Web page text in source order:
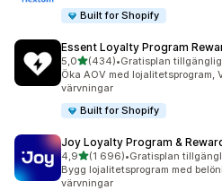
Built for Shopify
Essent Loyalty Program
5,0av 5 stjärnor
(434)
434 recensioner totalt
•Gratisplan tillgänglig
Öka AOV med lojalitetsprogram,
värvningar
Built for Shopify
Joy Loyalty Program &
4,9av 5 stjärnor
(1 696)
1696 recensioner totalt
•Gratisplan
Bygg lojalitetsprogram med
värvningar